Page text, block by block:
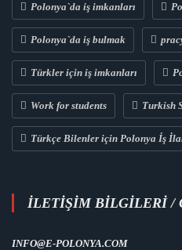
Polonya`da iş imkanları
Polonya`da iş bulmak
Türkler için iş imkanları
Work for students Turkish
Türkçe Bilenler için Polonya İş
İLETİŞİM BİLGİLERİ /
INFO@E-POLONYA.COM